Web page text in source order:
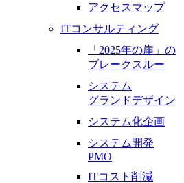
アクセスマップ
ITコンサルティング
「2025年の崖」の
ブレークスルー
システム
グランドデザイン
システム化企画
システム開発
PMO
ITコスト削減